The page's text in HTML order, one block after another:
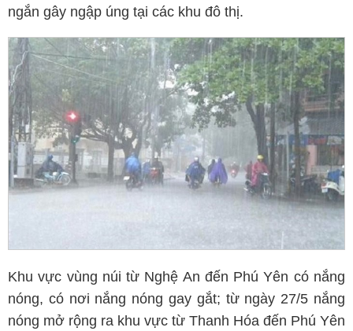
ngắn gây ngập úng tại các khu đô thị.
Khu vực vùng núi từ Nghệ An đến Phú Yên có nắng
nóng, có nơi nắng nóng gay gắt; từ ngày 27/5 nắng
nóng mở rộng ra khu vực từ Thanh Hóa đến Phú Yên